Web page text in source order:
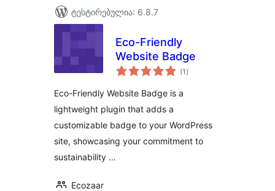
ტესტირებულია: 6.8.7
Eco-Friendly
Website Badge
(1 საერთო
რეიტინგი
)
Eco-Friendly Website Badge is a
lightweight plugin that adds a
customizable badge to your WordPress
site, showcasing your commitment to
sustainability …
Ecozaar